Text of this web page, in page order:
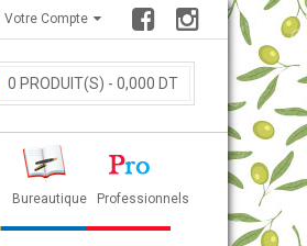
Votre Compte
0 PRODUIT(S) - 0,000 DT
Bureautique Professionnels